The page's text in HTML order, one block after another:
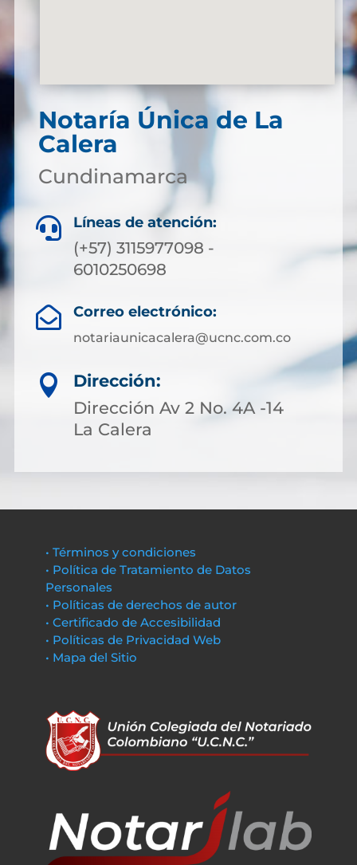
Notaría Única de La
Calera
Cundinamarca
 Líneas de atención:
(+57) 3115977098 -
6010250698
 Correo electrónico:
notariaunicacalera@ucnc.com.co

Dirección:
Dirección Av 2 No. 4A -14
La Calera
• Términos y condiciones
• Política de Tratamiento de Datos
Personales
• Políticas de derechos de autor
• Certificado de Accesibilidad
• Políticas de Privacidad Web
• Mapa del Sitio